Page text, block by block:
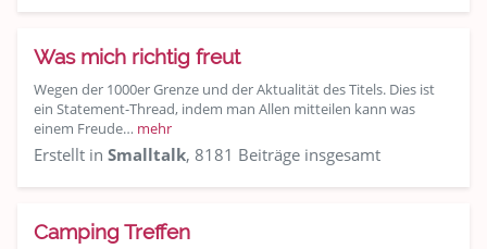
Was mich richtig freut
Wegen der 1000er Grenze und der Aktualität des Titels. Dies ist
ein Statement-Thread, indem man Allen mitteilen kann was
einem Freude… mehr
Erstellt in Smalltalk, 8181 Beiträge insgesamt
Camping Treffen